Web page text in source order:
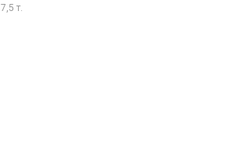
7,5 т.